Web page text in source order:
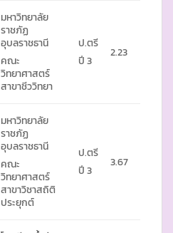
มหาวิทยาลัย
ราชภัฏ
อุบลราชธานี
คณะ
วิทยาศาสตร์
สาขาชีววิทยา
ป.ตรี
ปี 3
2.23
มหาวิทยาลัย
ราชภัฏ
อุบลราชธานี
คณะ
วิทยาศาสตร์
สาขาวิชาสถิติ
ประยุกต์
ป.ตรี
ปี 3
3.67